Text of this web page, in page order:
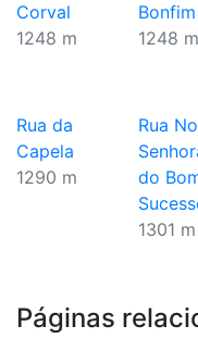
Corval
1248 m
Bonfim
1248 m
Rua da
Capela
1290 m
Rua
do
1301 m
Páginas